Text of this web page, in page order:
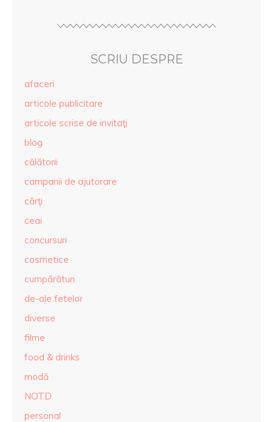
SCRIU DESPRE
afaceri
articole publicitare
articole scrise de invitaţi
blog
călătorii
campanii de ajutorare
cărţi
ceai
concursuri
cosmetice
cumpărături
de-ale fetelor
diverse
filme
food & drinks
modă
NOTD
personal